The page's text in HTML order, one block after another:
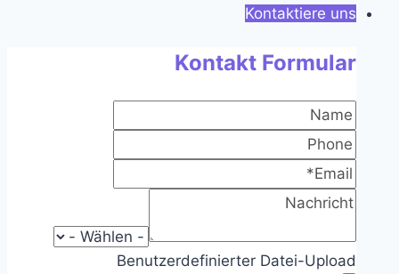
Kontaktiere uns
Kontakt Formular
Benutzerdefinierter Datei-Upload